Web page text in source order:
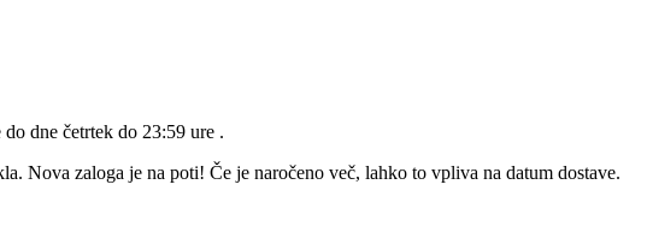
do dne četrtek do 23:59 ure .
Nova zaloga je na poti! Če je naročeno več, lahko to vpliva na datum dostave.